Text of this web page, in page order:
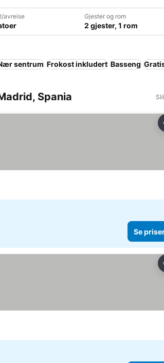
avreise Gjester og rom
2 gjester, 1 rom
sentrum Frokost inkludert Basseng
Spania
Se